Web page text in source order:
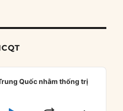
Quốc nhằm thống trị